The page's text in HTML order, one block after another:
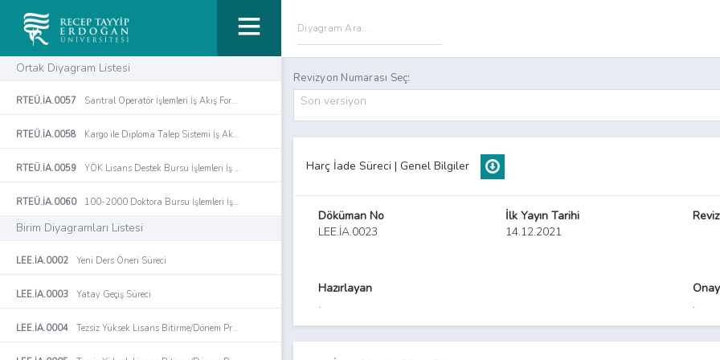
Ortak Diyagram Listesi
RTEÜ.İA.0057 Santral Operatör İşlemleri İş Akış Formu
RTEÜ.İA.0058 Kargo ile Diploma Talep Sistemi İş Akış Süreci
RTEÜ.İA.0059 YÖK Lisans Destek Bursu İşlemleri İş Akış Süreci
RTEÜ.İA.0060 100-2000 Doktora Bursu İşlemleri İş Akış Süreci
Birim Diyagramları Listesi
LEE.İA.0002 Yeni Ders Öneri Süreci
LEE.İA.0003 Yatay Geçiş Süreci
LEE.İA.0004 Tezsiz Yüksek Lisans Bitirme/Dönem Projesi Öneri Süreci
Revizyon Numarası Seç:
Son versiyon
Harç İade Süreci | Genel Bilgiler
Döküman No
LEE.İA.0023
İlk Yayın Tarihi
14.12.2021
Hazırlayan
.
.